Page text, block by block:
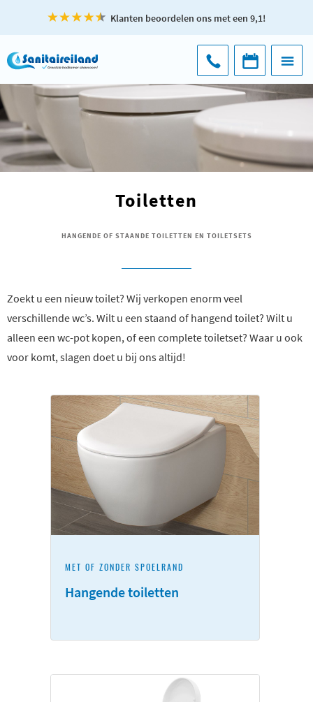
Klanten beoordelen ons met een 9,1!
Toiletten
HANGENDE OF STAANDE TOILETTEN EN TOILETSETS
Zoekt u een nieuw toilet? Wij verkopen enorm veel
verschillende wc’s. Wilt u een staand of hangend toilet? Wilt u
alleen een wc-pot kopen, of een complete toiletset? Waar u ook
voor komt, slagen doet u bij ons altijd!
MET OF ZONDER SPOELRAND
Hangende toiletten